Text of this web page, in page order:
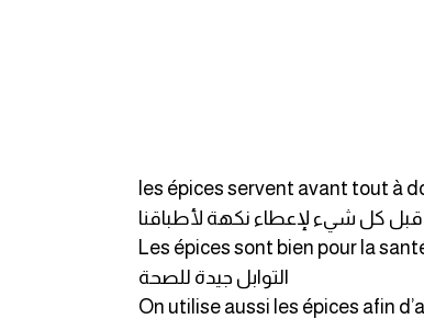
les épices servent avant tout à
قبل كل شيء لإعطاء نكهة لأطباقنا
Les épices sont bien pour la
التوابل جيدة للصحة
On utilise aussi les épices afin